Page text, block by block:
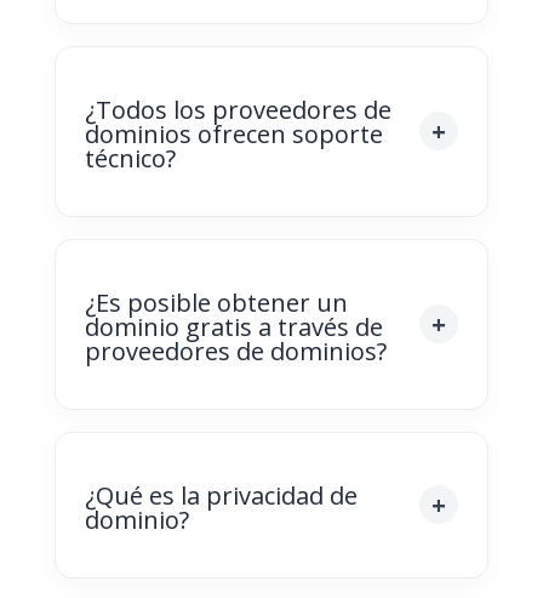
¿Todos los proveedores de
dominios ofrecen soporte
técnico?
¿Es posible obtener un
dominio gratis a través de
proveedores de dominios?
¿Qué es la privacidad de
dominio?